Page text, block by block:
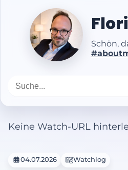
Schön,
Keine Watch-URL
04.07.2026 Watchlog